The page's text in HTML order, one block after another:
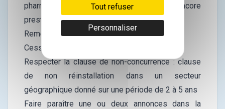
pharmaciens, réseaux de soins ou encore
prestataires de service
Remettre le droit au bail
Cession du matériel du cabinet
Respecter la clause de non-concurrence : clause
de non réinstallation dans un secteur
géographique donné sur une période de 2 à 5 ans
Faire paraître une ou deux annonces dans la
Tout refuser
Personnaliser